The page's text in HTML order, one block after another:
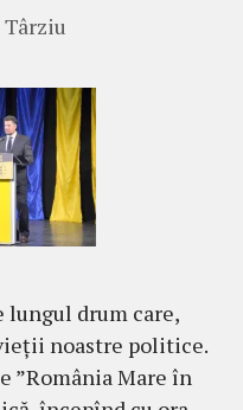
lungul drum care,
noastre politice.
”România Mare în